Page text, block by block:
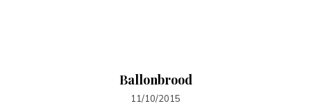
Ballonbrood
11/10/2015